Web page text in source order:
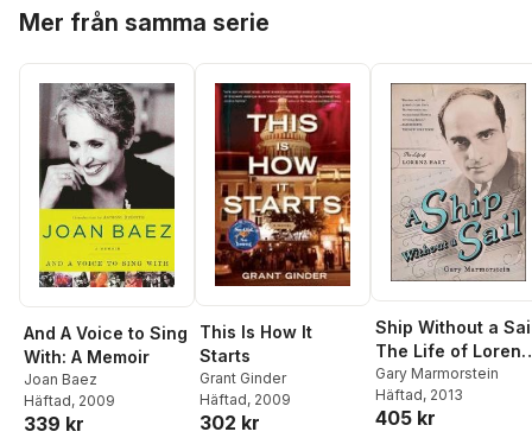
Mer från samma serie
And A Voice to Sing
With: A Memoir
Joan Baez
Häftad, 2009
339 kr
This Is How It
Starts
Grant Ginder
Häftad, 2009
302 kr
Ship Without a
The Life of Lorenz
Hart
Gary Marmorstein
Häftad, 2013
405 kr